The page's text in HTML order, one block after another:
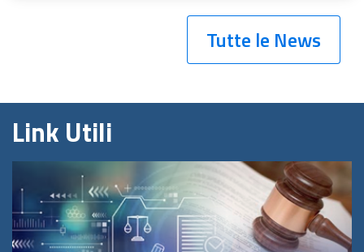
Tutte le News
Link Utili